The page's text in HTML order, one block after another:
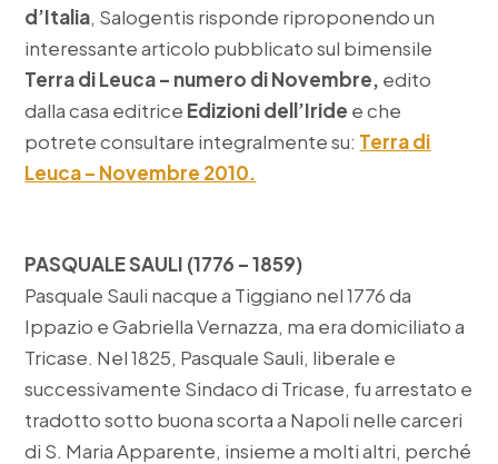
d’Italia, Salogentis risponde riproponendo un
interessante articolo pubblicato sul bimensile
Terra di Leuca – numero di Novembre, edito
dalla casa editrice Edizioni dell’Iride e che
potrete consultare integralmente su: Terra di
Leuca – Novembre 2010.
PASQUALE SAULI (1776 – 1859)
Pasquale Sauli nacque a Tiggiano nel 1776 da
Ippazio e Gabriella Vernazza, ma era domiciliato a
Tricase. Nel 1825, Pasquale Sauli, liberale e
successivamente Sindaco di Tricase, fu arrestato e
tradotto sotto buona scorta a Napoli nelle carceri
di S. Maria Apparente, insieme a molti altri, perché